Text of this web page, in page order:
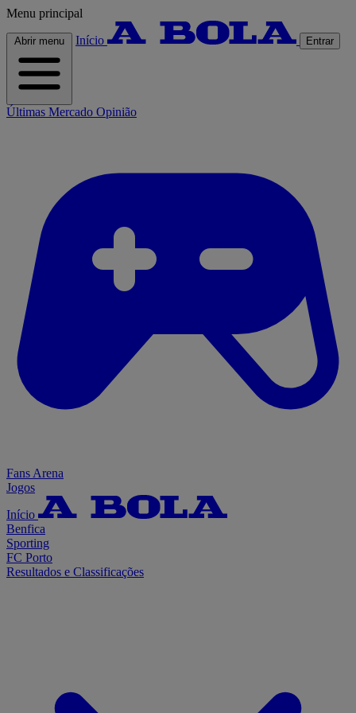
Menu principal
Abrir menu Início Entrar
Últimas Mercado Opinião
Fans Arena
Jogos
Início
Benfica
Sporting
FC Porto
Resultados e Classificações